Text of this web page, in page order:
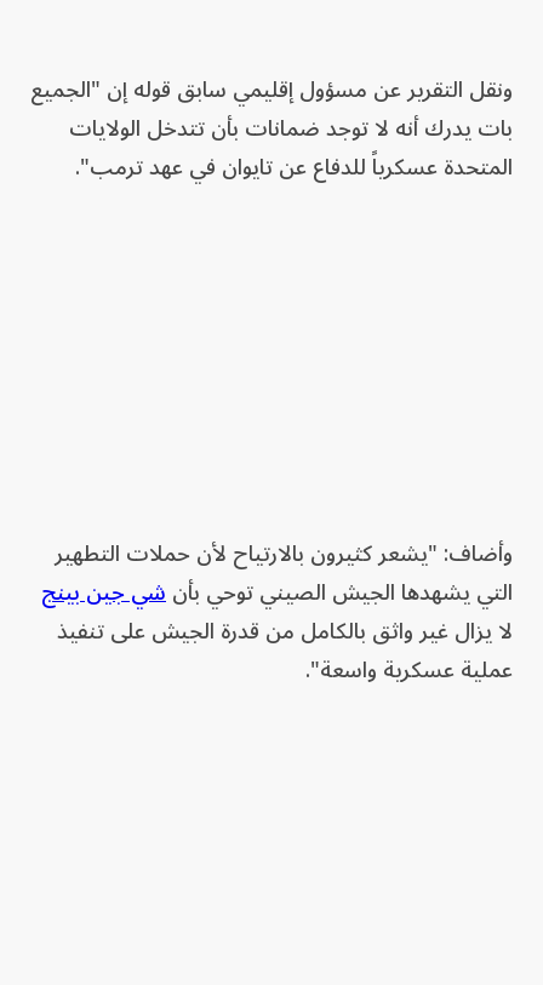
ونقل التقرير عن مسؤول إقليمي سابق قوله إن "الجميع
بات يدرك أنه لا توجد ضمانات بأن تتدخل الولايات
المتحدة عسكرياً للدفاع عن تايوان في عهد ترمب".
وأضاف: "يشعر كثيرون بالارتياح لأن حملات التطهير
التي يشهدها الجيش الصيني توحي بأنشي جين بينج
لا يزال غير واثق بالكامل من قدرة الجيش على تنفيذ
عملية عسكرية واسعة".